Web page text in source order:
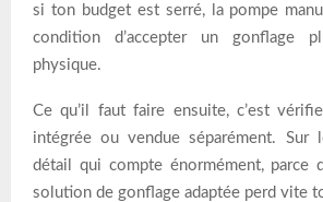
si ton budget est serré, la pompe
condition d’accepter un gonflage
physique.
Ce qu’il faut faire ensuite, c’est
intégrée ou vendue séparément. Sur
détail qui compte énormément, parce
solution de gonflage adaptée perd vite